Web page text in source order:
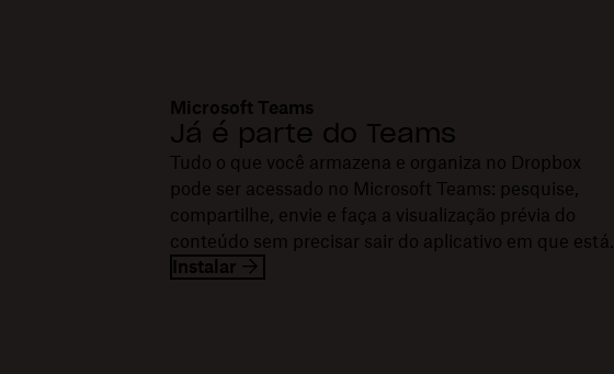
Microsoft Teams
Já é parte do Teams
Tudo o que você armazena e organiza no Dropbox
pode ser acessado no Microsoft Teams: pesquise,
compartilhe, envie e faça a visualização prévia do
conteúdo sem precisar sair do aplicativo em que está.
Instalar